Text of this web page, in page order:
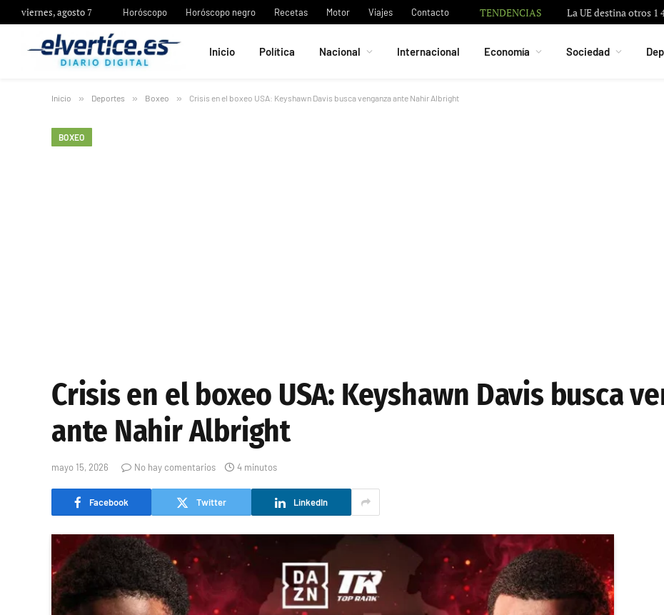
viernes, agosto 7 Horóscopo Horóscopo negro Recetas Motor Viajes Contacto TENDENCIAS La UE destina otros 1
Inicio Política Nacional Internacional Economía Sociedad
Inicio » Deportes » Boxeo » Crisis en el boxeo USA: Keyshawn Davis busca venganza ante Nahir Albright
BOXEO
Crisis en el boxeo USA: Keyshawn Davis busca
ante Nahir Albright
mayo 15, 2026 No hay comentarios 4 minutos
Facebook Twitter LinkedIn